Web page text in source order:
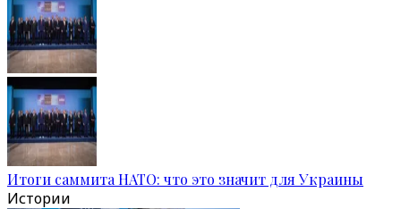
Итоги саммита НАТО: что это значит для Украины
Истории